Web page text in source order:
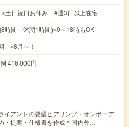
土日祝日お休み #週3日以上在宅
8時間 休憩1時間)※9～18時もOK
※8月～！
416,000円
イアントの要望ヒアリング・オンボーデ
・提案・仕様書を作成＊国内外…